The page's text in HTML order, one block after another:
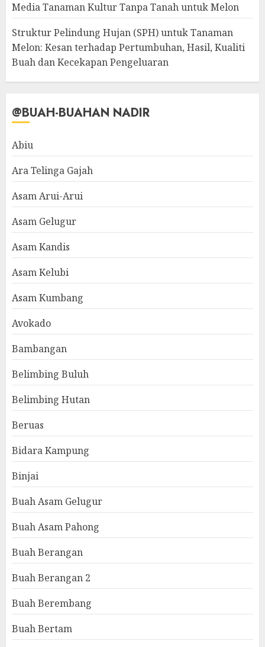
Media Tanaman Kultur Tanpa Tanah untuk Melon
Struktur Pelindung Hujan (SPH) untuk Tanaman
Melon: Kesan terhadap Pertumbuhan, Hasil, Kualiti
Buah dan Kecekapan Pengeluaran
@BUAH-BUAHAN NADIR
Abiu
Ara Telinga Gajah
Asam Arui-Arui
Asam Gelugur
Asam Kandis
Asam Kelubi
Asam Kumbang
Avokado
Bambangan
Belimbing Buluh
Belimbing Hutan
Beruas
Bidara Kampung
Binjai
Buah Asam Gelugur
Buah Asam Pahong
Buah Berangan
Buah Berangan 2
Buah Berembang
Buah Bertam